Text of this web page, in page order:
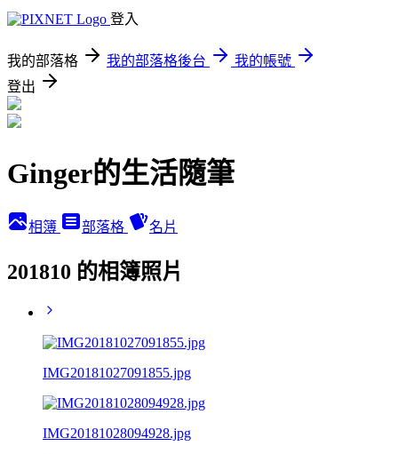
登入
我的部落格 我的部落格後台
我的帳號
登出
Ginger的生活隨筆
相簿 部落格 名片
201810 的相簿照片
IMG20181027091855.jpg
IMG20181028094928.jpg